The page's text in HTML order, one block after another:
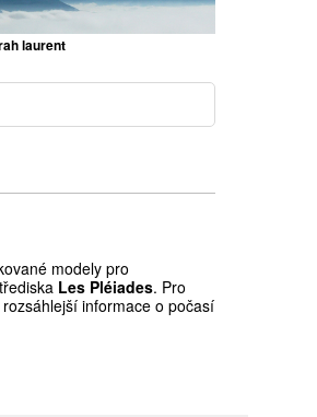
laurent
modely pro
Les Pléiades. Pro
informace o počasí